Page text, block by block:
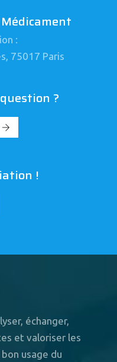
:
75017 Paris
?
!
échanger,
et valoriser les
usage du